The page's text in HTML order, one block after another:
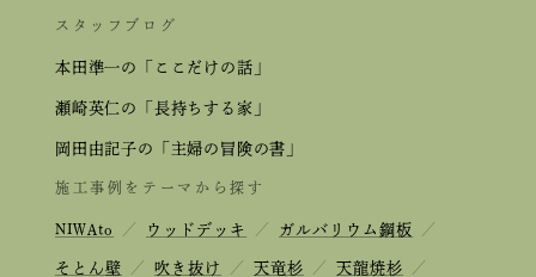
スタッフブログ
本田準一の「ここだけの話」
瀬崎英仁の「長持ちする家」
岡田由記子の「主婦の冒険の書」
施工事例をテーマから探す
NIWAto ／ ウッドデッキ ／ ガルバリウム鋼板 ／
そとん壁 ／ 吹き抜け ／ 天竜杉 ／ 天龍焼杉 ／